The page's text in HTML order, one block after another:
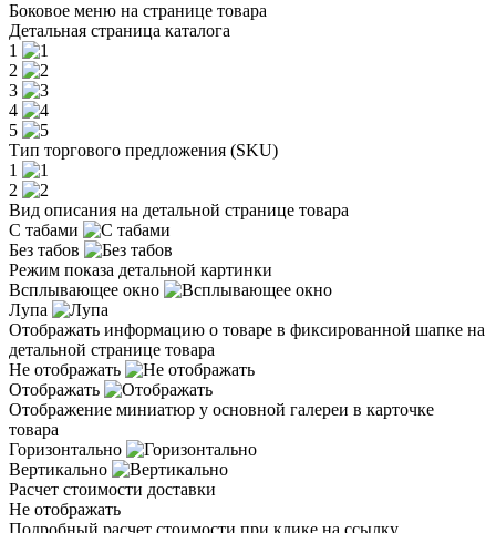
Боковое меню на странице товара
Детальная страница каталога
1
2
3
4
5
Тип торгового предложения (SKU)
1
2
Вид описания на детальной странице товара
С табами
Без табов
Режим показа детальной картинки
Всплывающее окно
Лупа
Отображать информацию о товаре в фиксированной шапке на
детальной странице товара
Не отображать
Отображать
Отображение миниатюр у основной галереи в карточке
товара
Горизонтально
Вертикально
Расчет стоимости доставки
Не отображать
Подробный расчет стоимости при клике на ссылку